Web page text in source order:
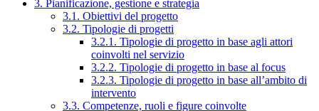
3. Pianificazione, gestione e strategia
3.1. Obiettivi del progetto
3.2. Tipologie di progetti
3.2.1. Tipologie di progetto in base agli attori
coinvolti nel servizio
3.2.2. Tipologie di progetto in base al focus
3.2.3. Tipologie di progetto in base all’ambito di
intervento
3.3. Competenze, ruoli e figure coinvolte